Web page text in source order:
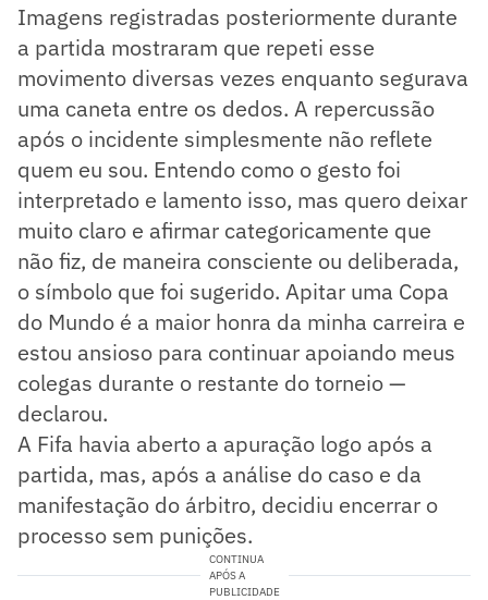
Imagens registradas posteriormente durante
a partida mostraram que repeti esse
movimento diversas vezes enquanto segurava
uma caneta entre os dedos. A repercussão
após o incidente simplesmente não reflete
quem eu sou. Entendo como o gesto foi
interpretado e lamento isso, mas quero deixar
muito claro e afirmar categoricamente que
não fiz, de maneira consciente ou deliberada,
o símbolo que foi sugerido. Apitar uma Copa
do Mundo é a maior honra da minha carreira e
estou ansioso para continuar apoiando meus
colegas durante o restante do torneio —
declarou.
A Fifa havia aberto a apuração logo após a
partida, mas, após a análise do caso e da
manifestação do árbitro, decidiu encerrar o
processo sem punições.
CONTINUA
APÓS A
PUBLICIDADE